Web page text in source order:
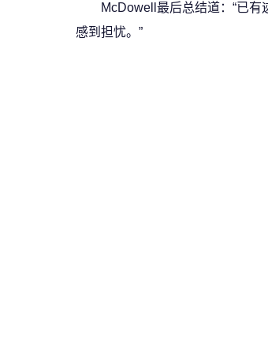
McDowell最后总结道：“已
感到担忧。”